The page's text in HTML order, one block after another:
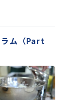
ラム（Part